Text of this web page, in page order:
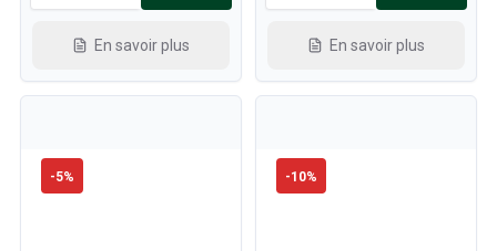
En savoir plus En savoir plus
-5% -10%